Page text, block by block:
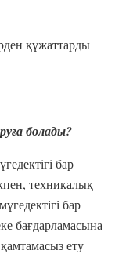
құжаттарды
болады?
бар
техникалық
бар
бағдарламасына
ету